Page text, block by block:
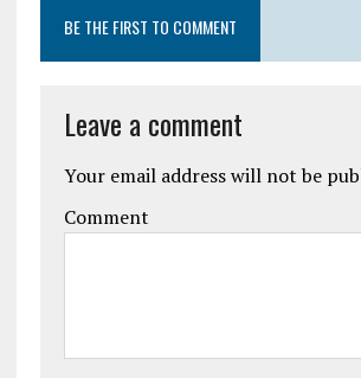
BE THE FIRST TO COMMENT
Leave a comment
Your email address will not be
Comment